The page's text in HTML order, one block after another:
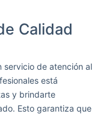
Calidad
servicio de atención al
está
y brindarte
Esto garantiza que